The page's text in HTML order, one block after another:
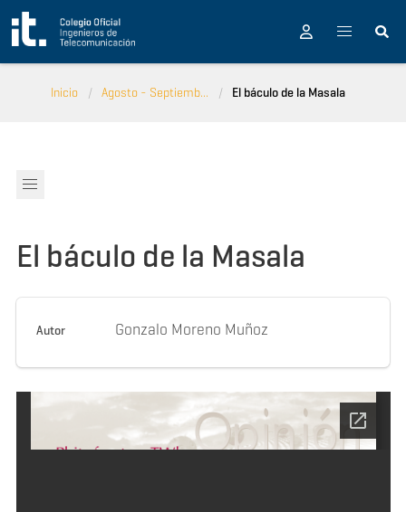
Pasar al contenido principal
Inicio Agosto - Septiemb... El báculo de la Masala
El báculo de la Masala
Autor Gonzalo Moreno Muñoz